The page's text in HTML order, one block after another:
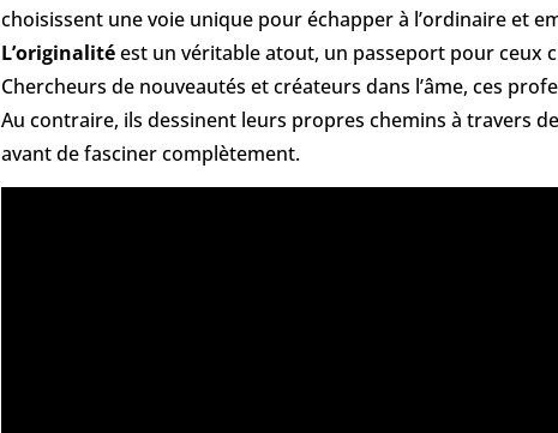
choisissent une voie unique pour échapper à l’ordinaire et
L’originalitéest un véritable atout, un passeport pour ceux
Chercheurs de nouveautés et créateurs dans l’âme, ces
Au contraire, ils dessinent leurs propres chemins à travers
avant de fasciner complètement.